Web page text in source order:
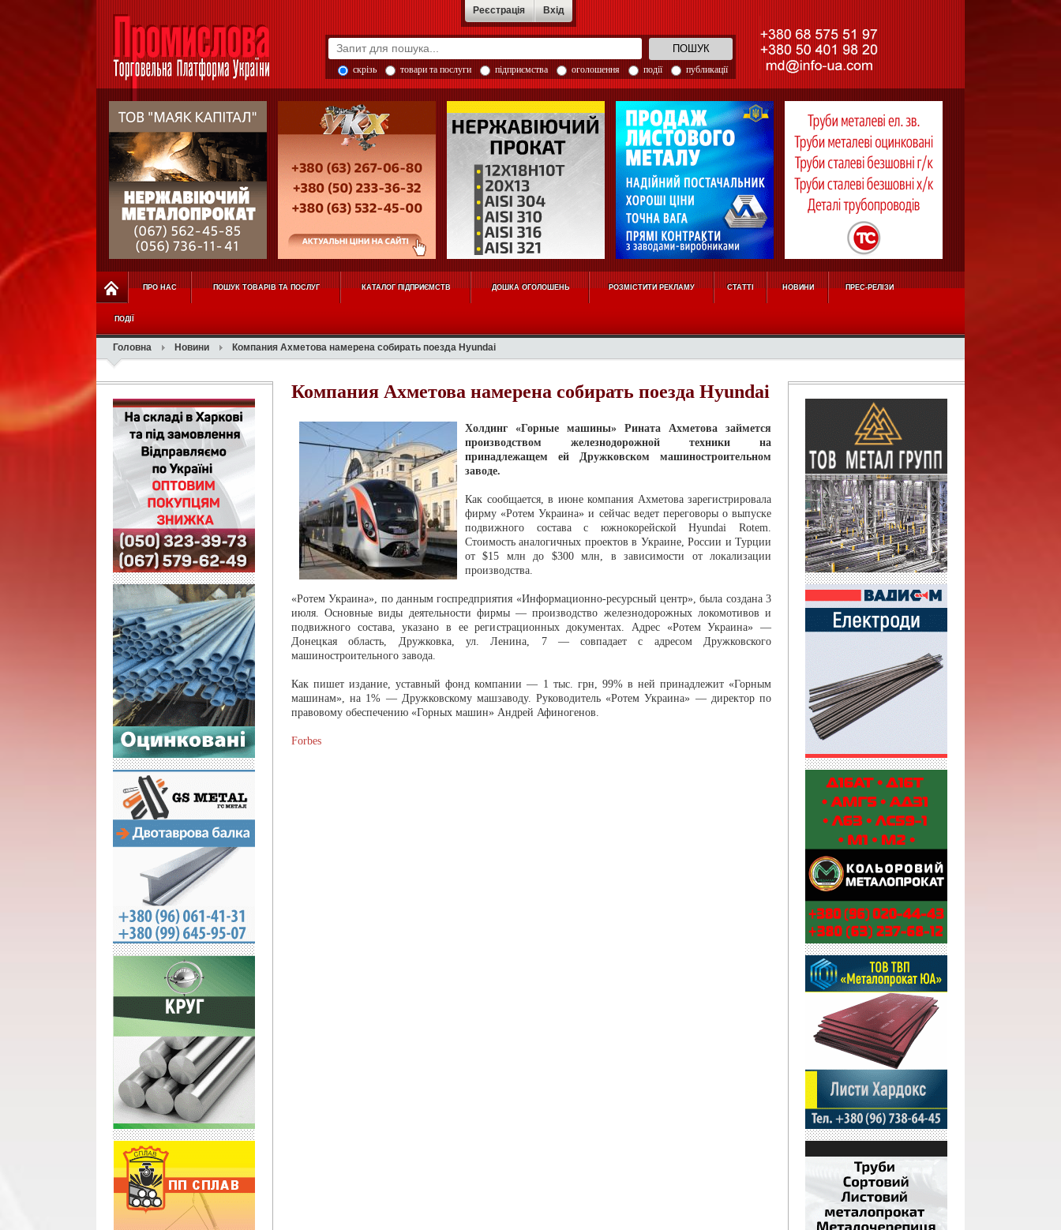
Реєстрація Вхід
скрізь товари та послуги підприємства оголошення події публикації
ПРО НАС ПОШУК ТОВАРІВ ТА ПОСЛУГ КАТАЛОГ ПІДПРИЄМСТВ ДОШКА ОГОЛОШЕНЬ РОЗМІСТИТИ РЕКЛАМУ СТАТТІ НОВИНИ ПРЕС-РЕЛІЗИ
ПОДІЇ
Головна Новини Компания Ахметова намерена собирать поезда Hyundai
Компания Ахметова намерена собирать поезда Hyundai
Холдинг «Горные машины» Рината Ахметова займется
производством железнодорожной техники на
принадлежащем ей Дружковском машиностроительном
заводе.
Как сообщается, в июне компания Ахметова зарегистрировала
фирму «Ротем Украина» и сейчас ведет переговоры о выпуске
подвижного состава с южнокорейской Hyundai Rotem.
Стоимость аналогичных проектов в Украине, России и Турции
от $15 млн до $300 млн, в зависимости от локализации
производства.
«Ротем Украина», по данным госпредприятия «Информационно-ресурсный центр», была создана 3
июля. Основные виды деятельности фирмы — производство железнодорожных локомотивов и
подвижного состава, указано в ее регистрационных документах. Адрес «Ротем Украина» —
Донецкая область, Дружковка, ул. Ленина, 7 — совпадает с адресом Дружковского
машиностроительного завода.
Как пишет издание, уставный фонд компании — 1 тыс. грн, 99% в ней принадлежит «Горным
машинам», на 1% — Дружковскому машзаводу. Руководитель «Ротем Украина» — директор по
правовому обеспечению «Горных машин» Андрей Афиногенов.
Forbes